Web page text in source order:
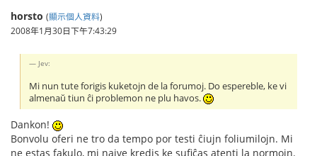
horsto (顯示個人資料)
2008年1月30日下午7:43:29
Jev:
Mi nun tute forigis kuketojn de la forumoj. Do espereble, ke vi
almenaŭ tiun ĉi problemon ne plu havos.
Dankon!
Bonvolu oferi ne tro da tempo por testi ĉiujn foliumilojn. Mi
ne estas fakulo, mi naive kredis ke sufiĉas atenti la normojn.